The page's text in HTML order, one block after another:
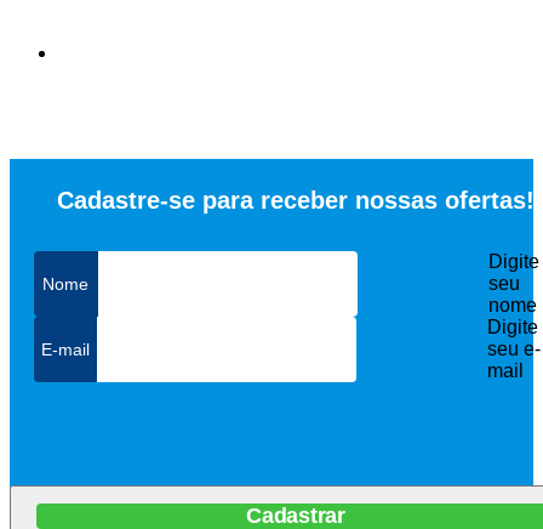
Cadastre-se para receber nossas ofertas!
Digite
seu
nome
Digite
seu e-
mail
Cadastrar